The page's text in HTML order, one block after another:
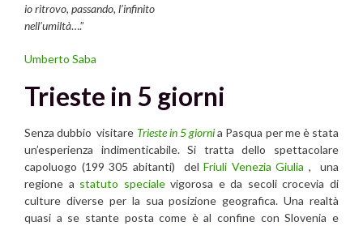
io ritrovo, passando, l’infinito
nell’umiltà….”
Umberto Saba
Trieste in 5 giorni
Senza dubbio visitare Trieste in 5 giornia Pasqua per me è stata
un’esperienza indimenticabile. Si tratta dello spettacolare
capoluogo (199 305 abitanti) delFriuli Venezia Giulia , una
regione a statuto specialevigorosa e da secoli crocevia di
culture diverse per la sua posizione geografica. Una realtà
quasi a se stante posta come è al confine con Slovenia e